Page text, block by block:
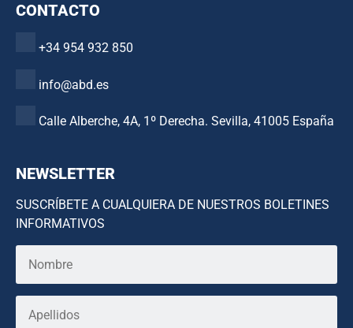
CONTACTO
+34 954 932 850
info@abd.es
Calle Alberche, 4A, 1º Derecha. Sevilla, 41005 España
NEWSLETTER
SUSCRÍBETE A CUALQUIERA DE NUESTROS BOLETINES
INFORMATIVOS